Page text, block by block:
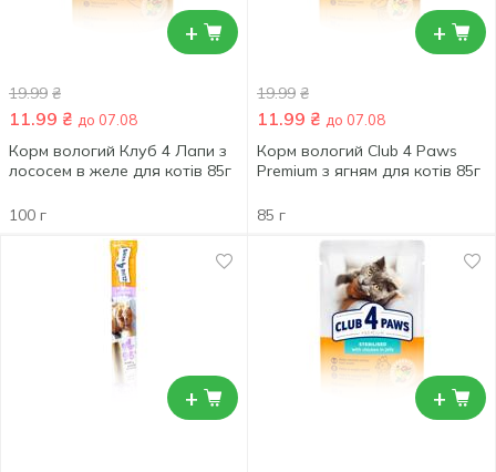
+
19.99 ₴
11.99 ₴ до 07.08
Корм вологий Клуб 4 Лапи з
лососем в желе для котів 85г
100 г
+
19.99 ₴
11.99 ₴ до 07.08
Корм вологий Club 4 Paws
Premium з ягням для котів 85г
85 г
+ +